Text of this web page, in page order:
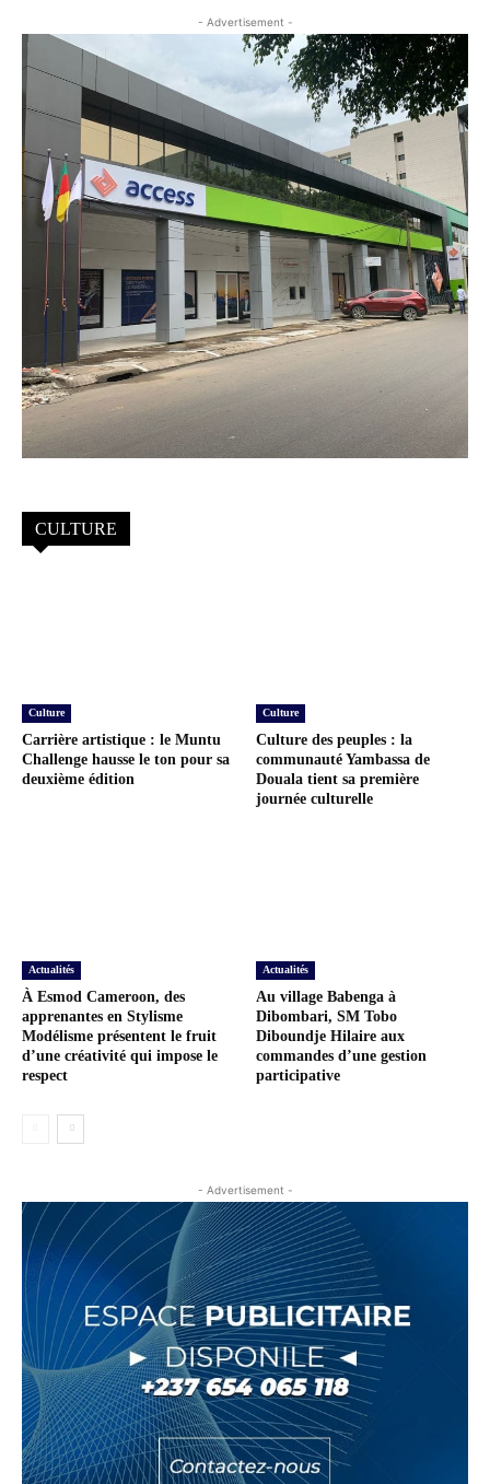
- Advertisement -
CULTURE
Culture
Carrière artistique : le Muntu
Challenge hausse le ton pour sa
deuxième édition
Culture
Culture des peuples : la
communauté Yambassa de
Douala tient sa première
journée culturelle
Actualités
À Esmod Cameroon, des
apprenantes en Stylisme
Modélisme présentent le fruit
d’une créativité qui impose le
respect
Actualités
Au village Babenga à
Dibombari, SM Tobo
Diboundje Hilaire aux
commandes d’une gestion
participative
- Advertisement -